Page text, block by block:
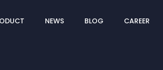
NEWS BLOG CAREER